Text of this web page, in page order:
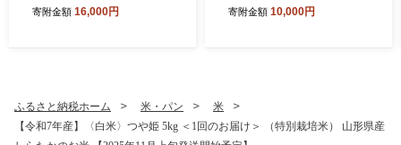
かし 焼菓子 ケーキ くり クリ
寄附金額 16,000円
かし 焼菓子 ケーキ くり クリ
寄附金額 10,000円
ふるさと納税ホーム 米・パン
米
【令和7年産】〈白米〉つや姫 5kg ＜1回のお届け＞ （特別栽培米） 山形県産